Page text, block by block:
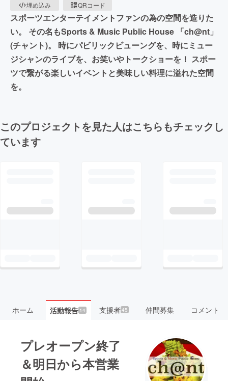
埋め込み
QRコード
スポーツエンターテイメントファンの為の空間を造りた
い。 その名もSports & Music Public House 「ch@nt」
(チャント)。 時にパビリックビューングを、時にミュー
ジシャンのライブを、お笑いやトークショーを！ スポー
ツで繋がる楽しいイベントと美味しい料理に溢れた空間
を。
このプロジェクトを見た人はこちらもチェックし
ています
ホーム 活動報告14 支援者45 仲間募集 コメント
プレオープン終了
＆明日から本営業